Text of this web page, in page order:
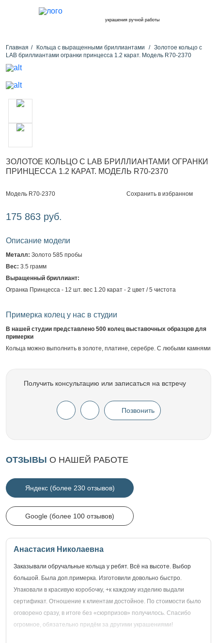
украшения ручной работы
Главная Кольца с выращенными бриллиантами
Золотое кольцо с
LAB бриллиантами огранки принцесса 1.2 карат. Модель R70-2370
ЗОЛОТОЕ КОЛЬЦО С LAB БРИЛЛИАНТАМИ ОГРАНКИ
ПРИНЦЕССА 1.2 КАРАТ. МОДЕЛЬ R70-2370
Модель R70-2370 Сохранить в избранном
175 863 руб.
Описание модели
Металл: Золото 585 пробы
Вес: 3.5 грамм
Выращенный бриллиант:
Огранка Принцесса - 12 шт. вес 1.20 карат - 2 цвет / 5 чистота
Примерка колец у нас в студии
В нашей студии представлено 500 колец выставочных образцов для
примерки
Кольца можно выполнить в золоте, платине, серебре. С любыми камнями
Получить консультацию или записаться на встречу
Позвонить
ОТЗЫВЫ О НАШЕЙ РАБОТЕ
Яндекс (более 230 отзывов)
Google (более 100 отзывов)
Анастасия Николаевна
Заказывали обручальные кольца у ребят. Всё на высоте. Выбор
большой. Была доп.примерка. Изготовили довольно быстро.
Упаковали в красивую коробочку, +к каждому изделию выдали
сертификат. Отношение к клиентам достойное. По стоимости было
оговорено сразу, в итоге без «сюрпризов» получилось. Спасибо
огромное, обязательно придём за другими украшениями!